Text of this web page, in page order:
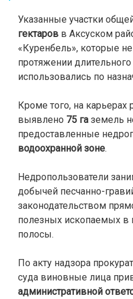
Указанные участки
гектаров в Аксуском
«Куренбель», которые
протяжении
использовались по
Кроме того, на карьерах
выявлено 75 га земель
предоставленные
водоохранной зоне.
Недропользователи
добычей песчанно-
законодательством
полезных ископаемых в
полосы.
По акту надзора
суда виновные лица
административной